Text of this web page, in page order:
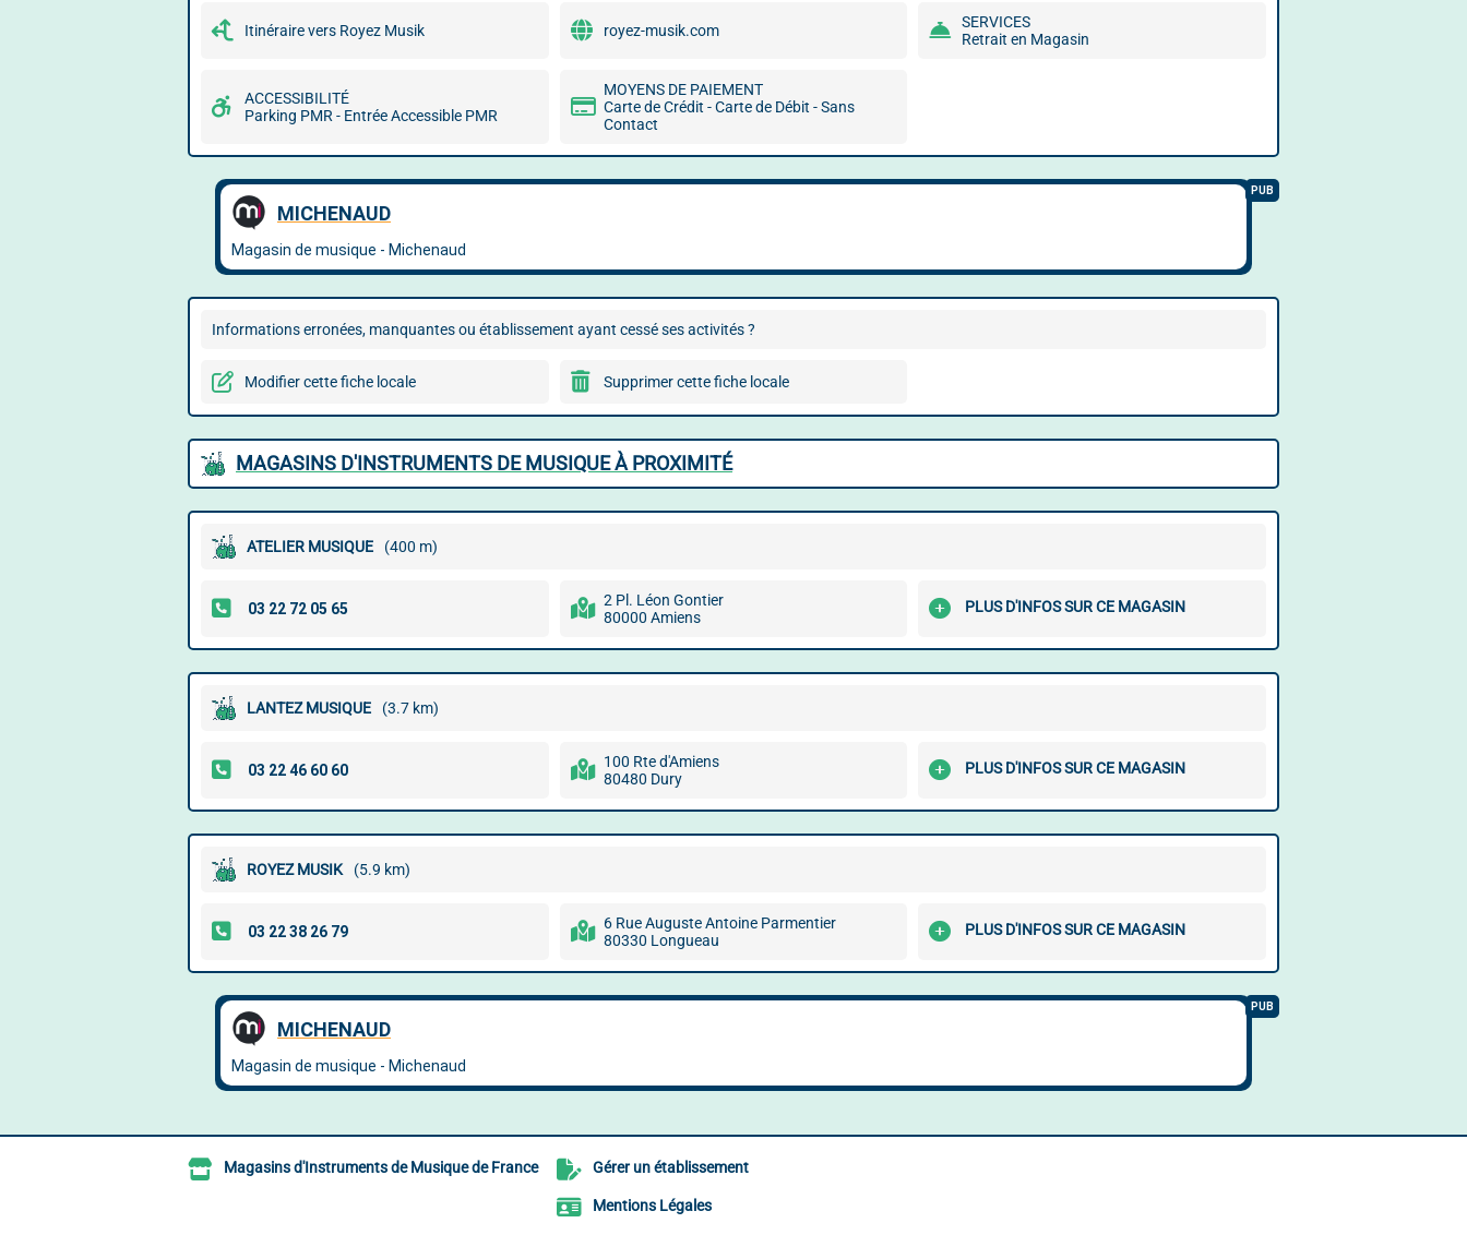
Itinéraire vers Royez Musik royez-musik.com
SERVICES
Retrait en Magasin
ACCESSIBILITÉ
Parking PMR - Entrée Accessible PMR
MOYENS DE PAIEMENT
Carte de Crédit - Carte de Débit - Sans
Contact
Informations erronées, manquantes ou établissement ayant cessé ses activités ?
Modifier cette fiche locale Supprimer cette fiche locale
MAGASINS D'INSTRUMENTS DE MUSIQUE À PROXIMITÉ
ATELIER MUSIQUE (400 m)
2 Pl. Léon Gontier
80000 Amiens
PLUS D'INFOS SUR CE MAGASIN
LANTEZ MUSIQUE (3.7 km)
100 Rte d'Amiens
80480 Dury
PLUS D'INFOS SUR CE MAGASIN
ROYEZ MUSIK (5.9 km)
6 Rue Auguste Antoine Parmentier
80330 Longueau
PLUS D'INFOS SUR CE MAGASIN
Magasins d'Instruments de Musique de France Gérer un établissement
Mentions Légales